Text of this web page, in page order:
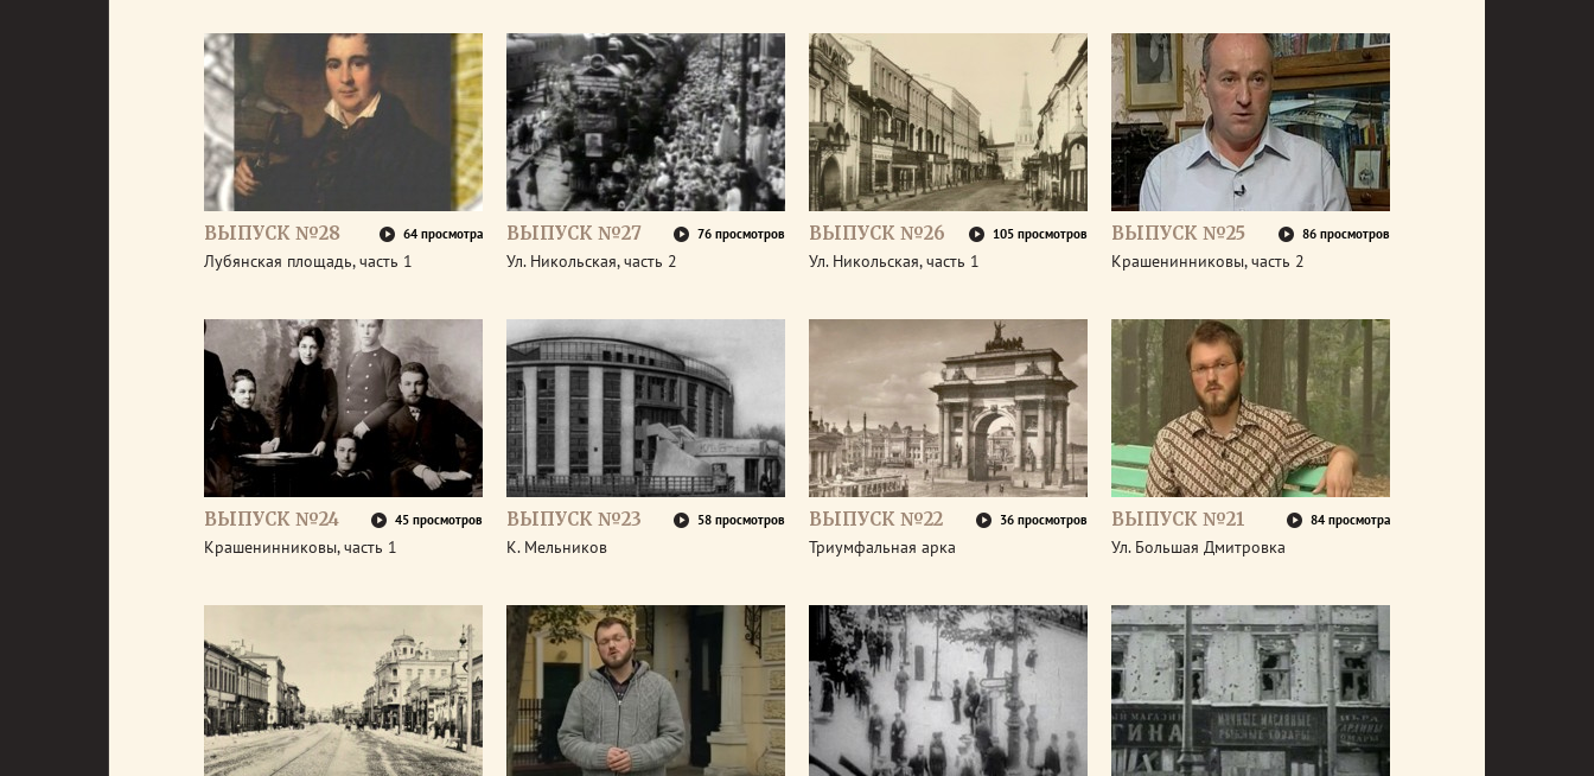
ВЫПУСК №28 64 просмотра
Лубянская площадь, часть 1
ВЫПУСК №27 76 просмотров
Ул. Никольская, часть 2
ВЫПУСК №26 105 просмотров
Ул. Никольская, часть 1
ВЫПУСК №25 86 просмотров
Крашенинниковы, часть 2
ВЫПУСК №24 45 просмотров
Крашенинниковы, часть 1
ВЫПУСК №23 58 просмотров
К. Мельников
ВЫПУСК №22 36 просмотров
Триумфальная арка
ВЫПУСК №21 84 просмотра
Ул. Большая Дмитровка